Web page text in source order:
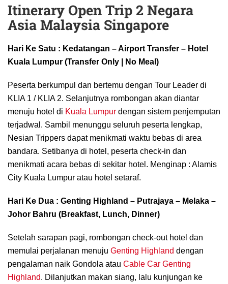
Itinerary Open Trip 2 Negara
Asia Malaysia Singapore
Hari Ke Satu : Kedatangan – Airport Transfer – Hotel
Kuala Lumpur (Transfer Only | No Meal)
Peserta berkumpul dan bertemu dengan Tour Leader di
KLIA 1 / KLIA 2. Selanjutnya rombongan akan diantar
menuju hotel di Kuala Lumpur dengan sistem penjemputan
terjadwal. Sambil menunggu seluruh peserta lengkap,
Nesian Trippers dapat menikmati waktu bebas di area
bandara. Setibanya di hotel, peserta check-in dan
menikmati acara bebas di sekitar hotel. Menginap : Alamis
City Kuala Lumpur atau hotel setaraf.
Hari Ke Dua : Genting Highland – Putrajaya – Melaka –
Johor Bahru (Breakfast, Lunch, Dinner)
Setelah sarapan pagi, rombongan check-out hotel dan
memulai perjalanan menuju Genting Highland dengan
pengalaman naik Gondola atau Cable Car Genting
Highland. Dilanjutkan makan siang, lalu kunjungan ke